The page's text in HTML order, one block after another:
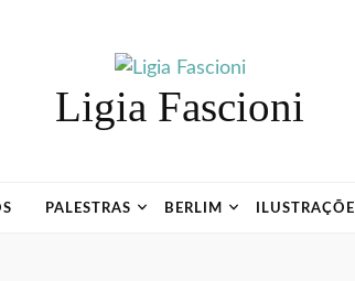
Ligia Fascioni
PALESTRAS BERLIM